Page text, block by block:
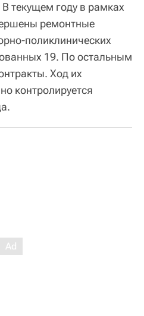
текущем году в рамках
ремонтные
поликлинических
19. По остальным
Ход их
контролируется